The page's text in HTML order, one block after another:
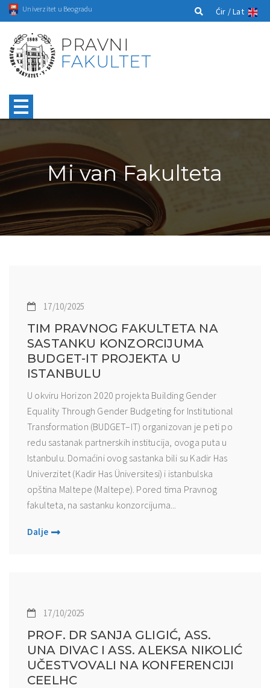
Univerzitet u Beogradu Ćir /Lat
PRAVNI
FAKULTET
Mi van Fakulteta
17/10/2025
TIM PRAVNOG FAKULTETA NA
SASTANKU KONZORCIJUMA
BUDGET-IT PROJEKTA U
ISTANBULU
U okviru Horizon 2020 projekta Building Gender
Equality Through Gender Budgeting for Institutional
Transformation (BUDGET–IT) organizovan je peti po
redu sastanak partnerskih institucija, ovoga puta u
Istanbulu. Domaćini ovog sastanka bili su Kadir Has
Univerzitet (Kadir Has Üniversitesi) i istanbulska
opština Maltepe (Maltepe). Pored tima Pravnog
fakulteta, na sastanku konzorcijuma...
Dalje
17/10/2025
PROF. DR SANJA GLIGIĆ, ASS.
UNA DIVAC I ASS. ALEKSA NIKOLIĆ
UČESTVOVALI NA KONFERENCIJI
CEELHC